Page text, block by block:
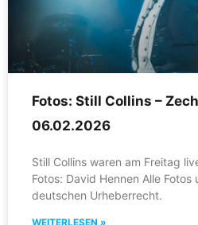
Fotos: Still Collins –
06.02.2026
Still Collins waren am Freitag
Fotos: David Hennen Alle Fotos
deutschen Urheberrecht.
WEITERLESEN »